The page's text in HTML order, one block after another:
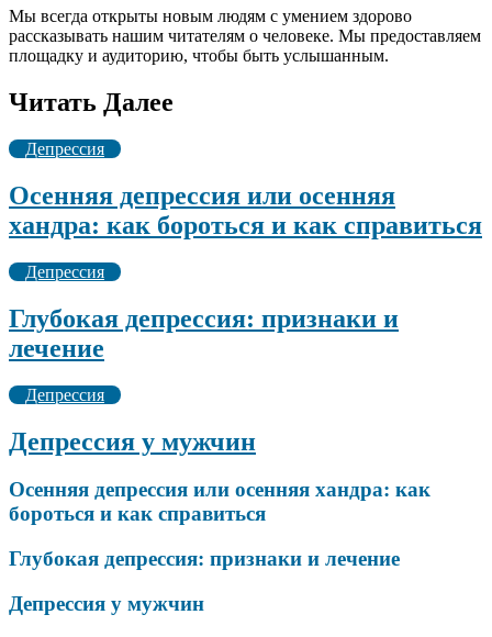
Мы всегда открыты новым людям с умением здорово
рассказывать нашим читателям о человеке. Мы предоставляем
площадку и аудиторию, чтобы быть услышанным.
Читать Далее
Депрессия
Осенняя депрессия или осенняя
хандра: как бороться и как справиться
Депрессия
Глубокая депрессия: признаки и
лечение
Депрессия
Депрессия у мужчин
Осенняя депрессия или осенняя хандра: как
бороться и как справиться
Глубокая депрессия: признаки и лечение
Депрессия у мужчин